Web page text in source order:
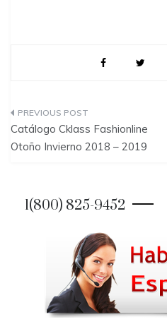
P
o
Catálogo Cklass Fashionline
Otoño Invierno 2018 – 2019
1(800) 825-9452